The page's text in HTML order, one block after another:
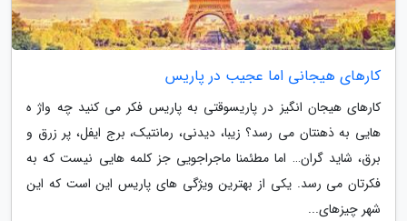
کارهای هیجانی اما عجیب در پاریس
کارهای هیجان انگیز در پاریسوقتی به پاریس فکر می کنید چه واژ ه
هایی به ذهنتان می رسد؟ زیبا، دیدنی، رمانتیک، برج ایفل، پر زرق و
برق، شاید گران… اما مطئمنا ماجراجویی جز کلمه هایی نیست که به
فکرتان می رسد. یکی از بهترین ویژگی های پاریس این است که این
شهر چیزهای...